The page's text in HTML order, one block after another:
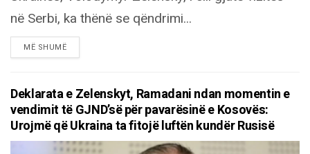
në Serbi, ka thënë se qëndrimi...
MË SHUMËDETAILS
Deklarata e Zelenskyt, Ramadani ndan momentin e
vendimit të GJND’së për pavarësinë e Kosovës:
Urojmë që Ukraina ta fitojë luftën kundër Rusisë